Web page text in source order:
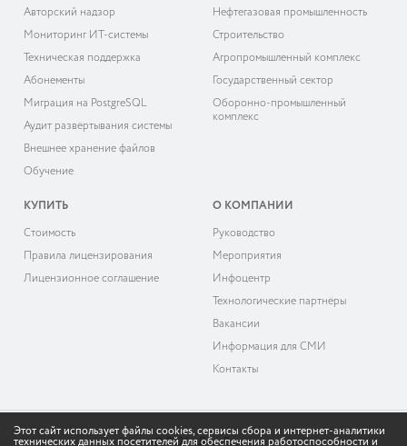
Авторский надзор
Мониторинг ИТ-системы
Техническая поддержка
Абонементы
Миграция на PostgreSQL
Аудит развёртывания системы
Внешнее хранение файлов
Обучение
Нефтегазовая промышленность
Строительство
Агропромышленный комплекс
Государственный сектор
Оборонно-промышленный
комплекс
КУПИТЬ
Cтоимость
Правила лицензирования
Лицензионное соглашение
О КОМПАНИИ
Руководство
Мероприятия
Инфоцентр
Технологические партнёры
Вакансии
Информация для СМИ
Контакты
© 2026 «ДоксВижн»
Этот сайт использует файлы cookies, сервисы сбора и интернет-аналитики
технических данных посетителей для обеспечения работоспособности и